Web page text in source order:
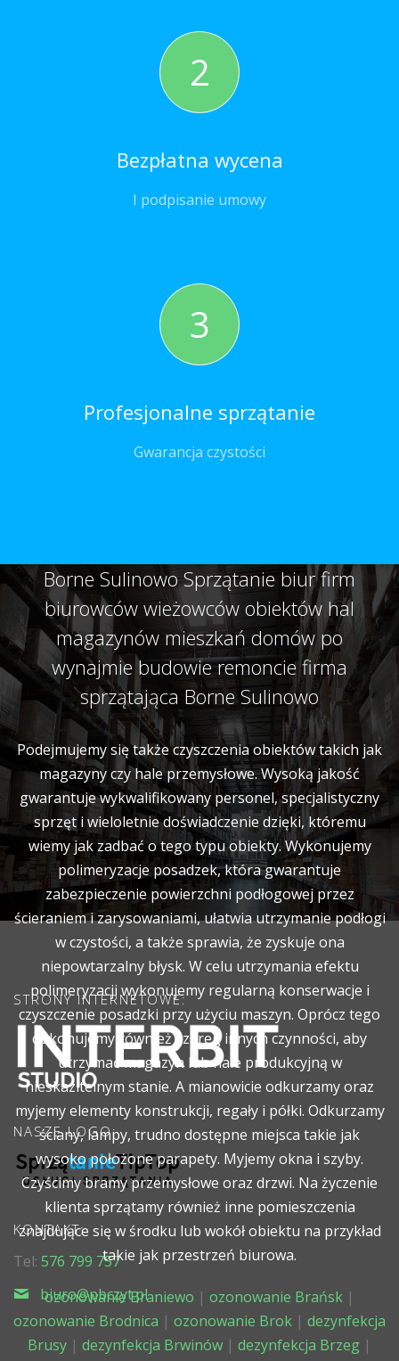
2
Bezpłatna wycena
I podpisanie umowy
3
Profesjonalne sprzątanie
Gwarancja czystości
Borne Sulinowo Sprzątanie biur firm
biurowców wieżowców obiektów hal
magazynów mieszkań domów po
wynajmie budowie remoncie firma
sprzątająca Borne Sulinowo
Podejmujemy się także czyszczenia obiektów takich jak
magazyny czy hale przemysłowe. Wysoką jakość
gwarantuje wykwalifikowany personel, specjalistyczny
sprzęt i wieloletnie doświadczenie dzięki, któremu
wiemy jak zadbać o tego typu obiekty. Wykonujemy
polimeryzacje posadzek, która gwarantuje
zabezpieczenie powierzchni podłogowej przez
ścieraniem i zarysowaniami, ułatwia utrzymanie podłogi
w czystości, a także sprawia, że zyskuje ona
niepowtarzalny błysk. W celu utrzymania efektu
polimeryzacji wykonujemy regularną konserwacje i
czyszczenie posadzki przy użyciu maszyn. Oprócz tego
dokonujemy również szereg innych czynności, aby
utrzymać magazyn lub hale produkcyjną w
nieskazitelnym stanie. A mianowicie odkurzamy oraz
myjemy elementy konstrukcji, regały i półki. Odkurzamy
ściany, lampy, trudno dostępne miejsca takie jak
wysoko położone parapety. Myjemy okna i szyby.
Czyścimy bramy przemysłowe oraz drzwi. Na życzenie
klienta sprzątamy również inne pomieszczenia
znajdujące się w środku lub wokół obiektu na przykład
takie jak przestrzeń biurowa.
ozonowanie Braniewo | ozonowanie Brańsk |
ozonowanie Brodnica | ozonowanie Brok | dezynfekcja
Brusy | dezynfekcja Brwinów | dezynfekcja Brzeg |
STRONY INTERNETOWE:
NASZE LOGO:
KONTAKT:
Tel: 576 799 757
biuro@pbczyt.pl